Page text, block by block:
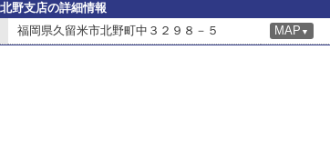
野支店の詳細情報
福岡県久留米市北野町中３２９８－５ MAP ▼